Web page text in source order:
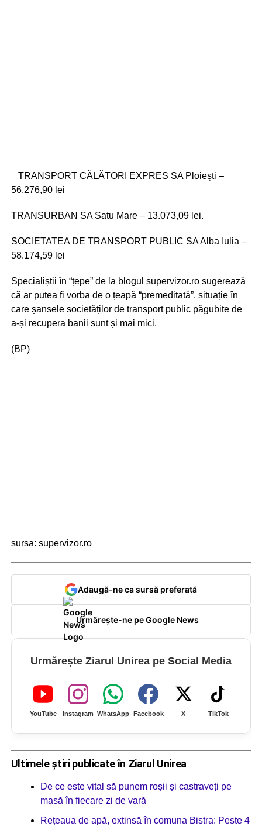
TRANSPORT CĂLĂTORI EXPRES SA Ploieşti –
56.276,90 lei
TRANSURBAN SA Satu Mare – 13.073,09 lei.
SOCIETATEA DE TRANSPORT PUBLIC SA Alba Iulia –
58.174,59 lei
Specialiștii în “țepe” de la blogul supervizor.ro sugerează
că ar putea fi vorba de o țeapă “premeditată”, situație în
care șansele societăților de transport public păgubite de
a-și recupera banii sunt și mai mici.
(BP)
sursa: supervizor.ro
Adaugă-ne ca sursă preferată
Urmărește-ne pe Google News
Urmărește Ziarul Unirea pe Social Media
YouTube Instagram WhatsApp Facebook X TikTok
Ultimele știri publicate în Ziarul Unirea
De ce este vital să punem roșii și castraveți pe
masă în fiecare zi de vară
Rețeaua de apă, extinsă în comuna Bistra: Peste 4